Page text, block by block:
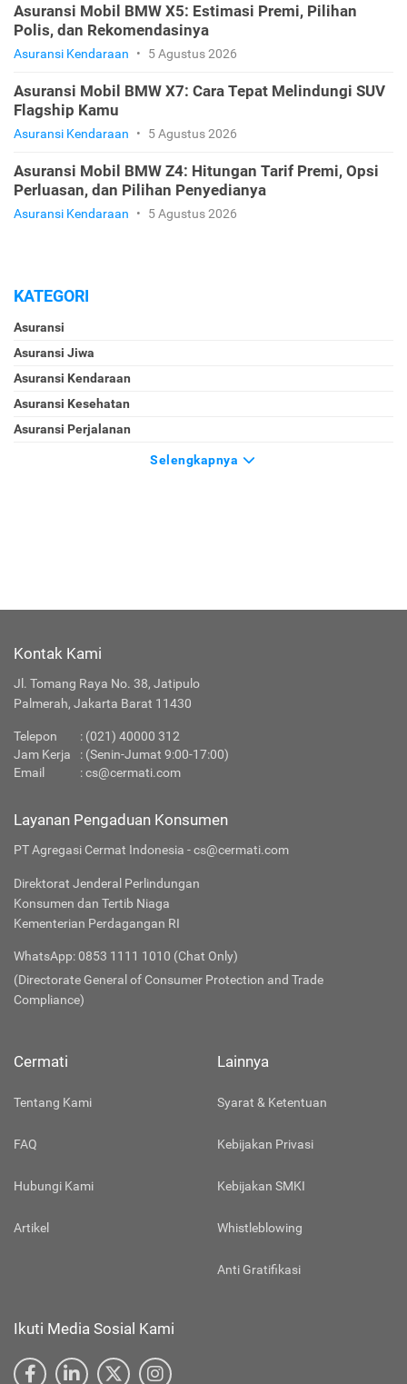
Asuransi Mobil BMW X5: Estimasi Premi, Pilihan
Polis, dan Rekomendasinya
Asuransi Kendaraan • 5 Agustus 2026
Asuransi Mobil BMW X7: Cara Tepat Melindungi SUV
Flagship Kamu
Asuransi Kendaraan • 5 Agustus 2026
Asuransi Mobil BMW Z4: Hitungan Tarif Premi, Opsi
Perluasan, dan Pilihan Penyedianya
Asuransi Kendaraan • 5 Agustus 2026
KATEGORI
Asuransi
Asuransi Jiwa
Asuransi Kendaraan
Asuransi Kesehatan
Asuransi Perjalanan
Selengkapnya
Kontak Kami
Jl. Tomang Raya No. 38, Jatipulo
Palmerah, Jakarta Barat 11430
Telepon : (021) 40000 312
Jam Kerja
: (Senin-Jumat 9:00-17:00)
Email
:cs@cermati.com
Layanan Pengaduan Konsumen
PT Agregasi Cermat Indonesia - cs@cermati.com
Direktorat Jenderal Perlindungan
Konsumen dan Tertib Niaga
Kementerian Perdagangan RI
WhatsApp: 0853 1111 1010 (Chat Only)
(Directorate General of Consumer Protection and Trade
Compliance)
Cermati
Tentang Kami
FAQ
Hubungi Kami
Artikel
Lainnya
Syarat & Ketentuan
Kebijakan Privasi
Kebijakan SMKI
Whistleblowing
Anti Gratifikasi
Ikuti Media Sosial Kami